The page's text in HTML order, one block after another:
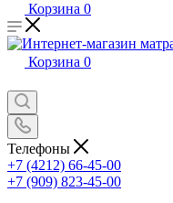
Корзина 0
Корзина 0
Телефоны
+7 (4212) 66-45-00
+7 (909) 823-45-00